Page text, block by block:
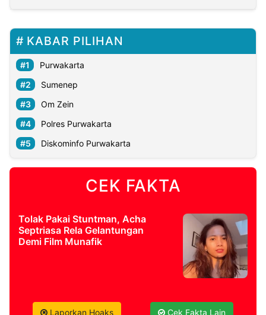
KABAR PILIHAN
Purwakarta
Sumenep
Om Zein
Polres Purwakarta
Diskominfo Purwakarta
CEK FAKTA
Tolak Pakai Stuntman, Acha
Septriasa Rela Gelantungan
Demi Film Munafik
Laporkan Hoaks Cek Fakta Lain